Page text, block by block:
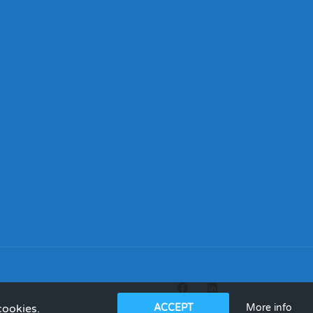
ACCEPT More info